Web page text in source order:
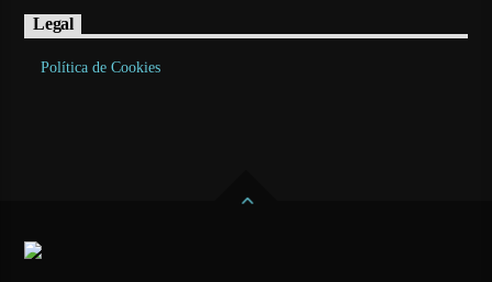
Legal
Política de Cookies